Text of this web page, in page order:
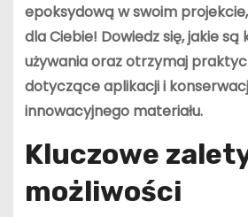
epoksydową w swoim
dla Ciebie! Dowiedz się, jakie są
używania oraz otrzymaj
dotyczące aplikacji i
innowacyjnego materiału.
Kluczowe
możliwości